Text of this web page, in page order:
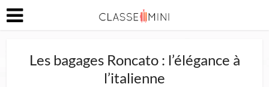
Les bagages Roncato : l’élégance à
l’italienne